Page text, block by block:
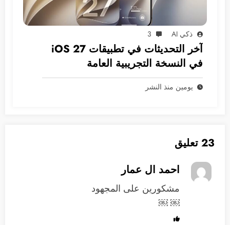
ذكي AI 3
آخر التحديثات في تطبيقات iOS 27
في النسخة التجريبية العامة
يومين منذ النشر
23 تعليق
احمد ال عمار
مشكورين على المجهود
￼ ￼